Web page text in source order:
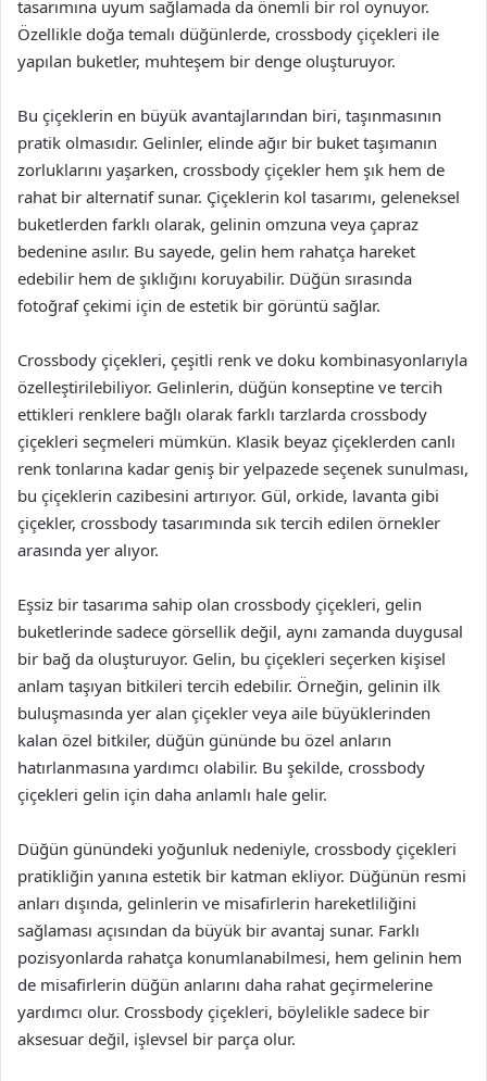
tasarımına uyum sağlamada da önemli bir rol oynuyor.
Özellikle doğa temalı düğünlerde, crossbody çiçekleri ile
yapılan buketler, muhteşem bir denge oluşturuyor.
Bu çiçeklerin en büyük avantajlarından biri, taşınmasının
pratik olmasıdır. Gelinler, elinde ağır bir buket taşımanın
zorluklarını yaşarken, crossbody çiçekler hem şık hem de
rahat bir alternatif sunar. Çiçeklerin kol tasarımı, geleneksel
buketlerden farklı olarak, gelinin omzuna veya çapraz
bedenine asılır. Bu sayede, gelin hem rahatça hareket
edebilir hem de şıklığını koruyabilir. Düğün sırasında
fotoğraf çekimi için de estetik bir görüntü sağlar.
Crossbody çiçekleri, çeşitli renk ve doku kombinasyonlarıyla
özelleştirilebiliyor. Gelinlerin, düğün konseptine ve tercih
ettikleri renklere bağlı olarak farklı tarzlarda crossbody
çiçekleri seçmeleri mümkün. Klasik beyaz çiçeklerden canlı
renk tonlarına kadar geniş bir yelpazede seçenek sunulması,
bu çiçeklerin cazibesini artırıyor. Gül, orkide, lavanta gibi
çiçekler, crossbody tasarımında sık tercih edilen örnekler
arasında yer alıyor.
Eşsiz bir tasarıma sahip olan crossbody çiçekleri, gelin
buketlerinde sadece görsellik değil, aynı zamanda duygusal
bir bağ da oluşturuyor. Gelin, bu çiçekleri seçerken kişisel
anlam taşıyan bitkileri tercih edebilir. Örneğin, gelinin ilk
buluşmasında yer alan çiçekler veya aile büyüklerinden
kalan özel bitkiler, düğün gününde bu özel anların
hatırlanmasına yardımcı olabilir. Bu şekilde, crossbody
çiçekleri gelin için daha anlamlı hale gelir.
Düğün günündeki yoğunluk nedeniyle, crossbody çiçekleri
pratikliğin yanına estetik bir katman ekliyor. Düğünün resmi
anları dışında, gelinlerin ve misafirlerin hareketliliğini
sağlaması açısından da büyük bir avantaj sunar. Farklı
pozisyonlarda rahatça konumlanabilmesi, hem gelinin hem
de misafirlerin düğün anlarını daha rahat geçirmelerine
yardımcı olur. Crossbody çiçekleri, böylelikle sadece bir
aksesuar değil, işlevsel bir parça olur.